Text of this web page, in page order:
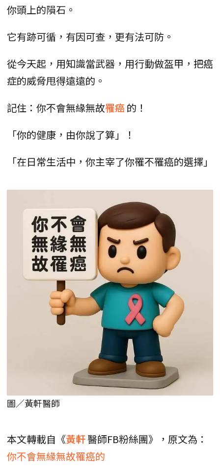
你頭上的隕石。
它有跡可循，有因可查，更有法可防。
從今天起，用知識當武器，用行動做盔甲，把癌
症的威脅甩得遠遠的。
記住：你不會無緣無故罹癌 的！
「你的健康，由你說了算」！
「在日常生活中，你主宰了你罹不罹癌的選擇」
圖／黃軒醫師
本文轉載自《黃軒醫師FB粉絲團》，原文為：
你不會無緣無故罹癌的